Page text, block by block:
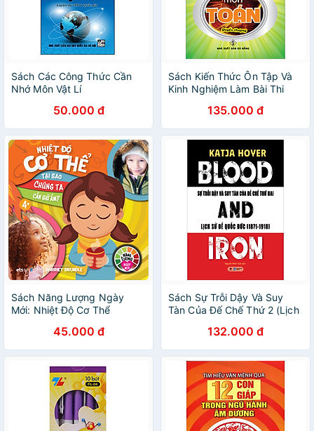
Sách Các Công Thức Cần
Nhớ Môn Vật Lí
50.000 đ
Sách Kiến Thức Ôn Tập Và
Kinh Nghiệm Làm Bài Thi
(Quyển Thượng)
135.000 đ
Sách Năng Lượng Ngày
Mới: Nhiệt Độ Cơ Thể
45.000 đ
Sách Sự Trỗi Dậy Và Suy
Tàn Của Đế Chế Thứ 2 (Lịch
132.000 đ